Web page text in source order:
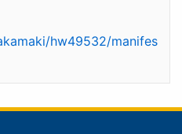
hw49532/manifes